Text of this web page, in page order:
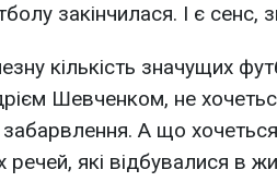
закінчилася. І є сенс,
кількість значущих
Шевченком, не
забарвлення. А що
речей, які відбувалися в